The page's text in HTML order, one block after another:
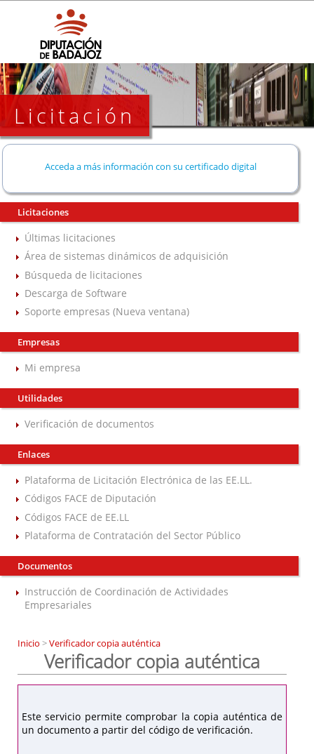
Licitación
Acceda a más información con su certificado digital
Licitaciones
Últimas licitaciones
Área de sistemas dinámicos de adquisición
Búsqueda de licitaciones
Descarga de Software
Soporte empresas (Nueva ventana)
Empresas
Mi empresa
Utilidades
Verificación de documentos
Enlaces
Plataforma de Licitación Electrónica de las EE.LL.
Códigos FACE de Diputación
Códigos FACE de EE.LL
Plataforma de Contratación del Sector Público
Documentos
Instrucción de Coordinación de Actividades
Empresariales
Inicio >Verificador copia auténtica
Verificador copia auténtica
Este servicio permite comprobar la copia auténtica de
un documento a partir del código de verificación.